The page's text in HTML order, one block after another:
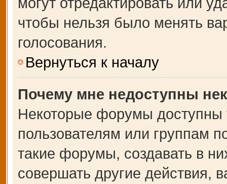
чтобы нельзя было менять
голосования.
Вернуться к началу
Почему мне недоступны
Некоторые форумы доступны
пользователям или группам
такие форумы, создавать в
совершать другие действия,